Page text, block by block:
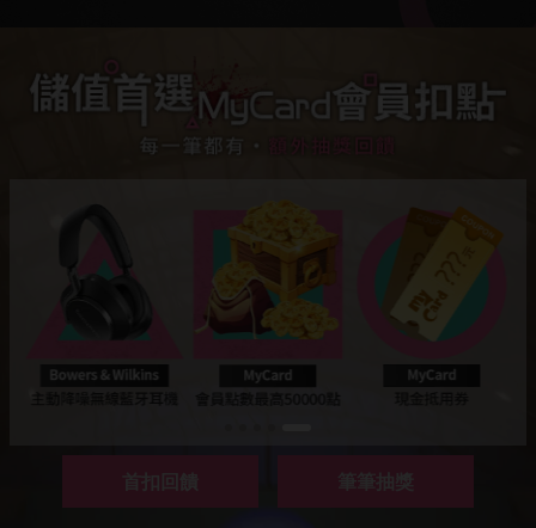
首扣回饋 筆筆抽獎